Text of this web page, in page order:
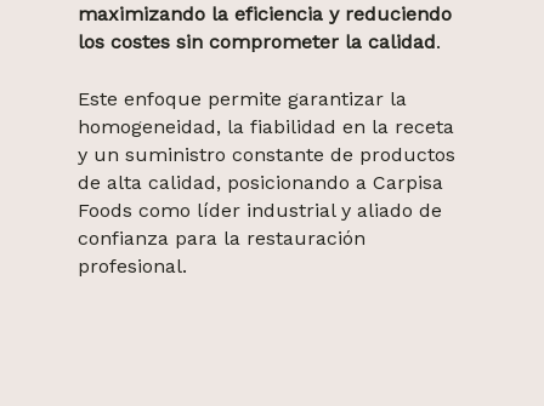
maximizando la eficiencia y reduciendo
los costes sin comprometer la calidad.
Este enfoque permite garantizar la
homogeneidad, la fiabilidad en la receta
y un suministro constante de productos
de alta calidad, posicionando a Carpisa
Foods como líder industrial y aliado de
confianza para la restauración
profesional.